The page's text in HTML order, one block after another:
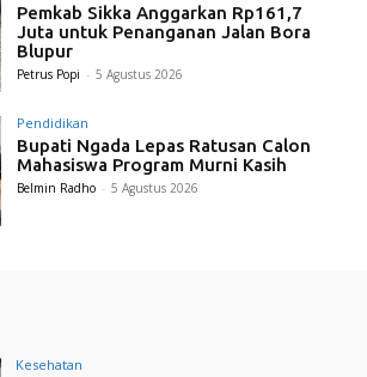
Pemkab Sikka Anggarkan Rp161,7
Juta untuk Penanganan Jalan Bora
Blupur
Petrus Popi - 5 Agustus 2026
Pendidikan
Bupati Ngada Lepas Ratusan Calon
Mahasiswa Program Murni Kasih
Belmin Radho - 5 Agustus 2026
Kesehatan